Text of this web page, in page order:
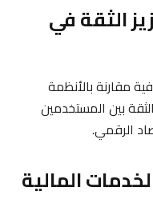
الثقة في
مقارنة بالأنظمة
بين المستخدمين
الرقمي.